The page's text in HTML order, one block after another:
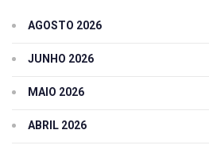
AGOSTO 2026
JUNHO 2026
MAIO 2026
ABRIL 2026